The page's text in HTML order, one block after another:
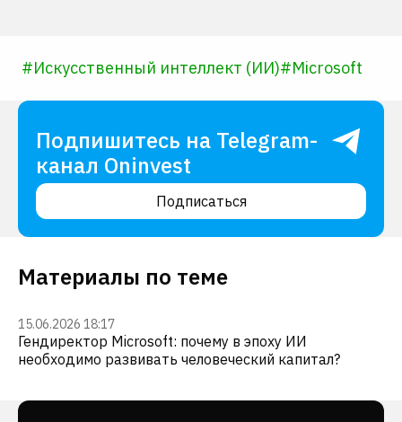
#Искусственный интеллект (ИИ)#Microsoft
Подпишитесь на Telegram-
канал Oninvest
Подписаться
Материалы по теме
15.06.2026 18:17
Гендиректор Microsoft: почему в эпоху ИИ
необходимо развивать человеческий капитал?